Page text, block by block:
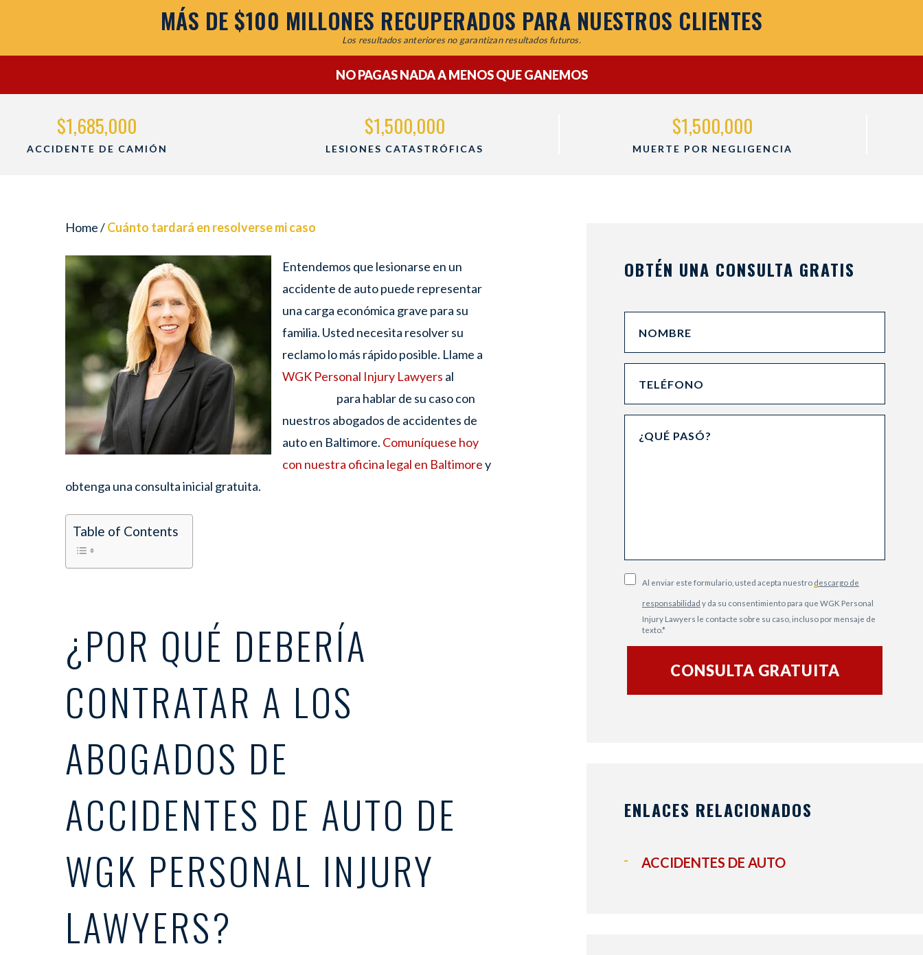
MÁS DE $100 MILLONES RECUPERADOS PARA NUESTROS CLIENTES
Los resultados anteriores no garantizan resultados futuros.
NO PAGAS NADA A MENOS QUE GANEMOS
$1,500,000
LESIONES CATASTRÓFICAS
$1,500,000
MUERTE POR NEGLIGENCIA
$2,600,000
ACCIDENTE DE AUTO
Home/Cuánto tardará en resolverse mi caso
Entendemos que lesionarse en un
accidente de auto puede representar
una carga económica grave para su
familia. Usted necesita resolver su
reclamo lo más rápido posible. Llame a
WGK Personal Injury Lawyers al
para hablar de su caso con
nuestros abogados de accidentes de
auto en Baltimore. Comuníquese hoy
con nuestra oficina legal en Baltimorey
obtenga una consulta inicial gratuita.
Table of Contents
¿POR QUÉ DEBERÍA
CONTRATAR A LOS
ABOGADOS DE
ACCIDENTES DE AUTO DE
WGK PERSONAL INJURY
LAWYERS?
OBTÉN UNA CONSULTA GRATIS
Al enviar este formulario, usted acepta nuestro descargo de
responsabilidad y da su consentimiento para que WGK Personal
Injury Lawyers le contacte sobre su caso, incluso por mensaje de
texto.*
ENLACES RELACIONADOS
ACCIDENTES DE AUTO